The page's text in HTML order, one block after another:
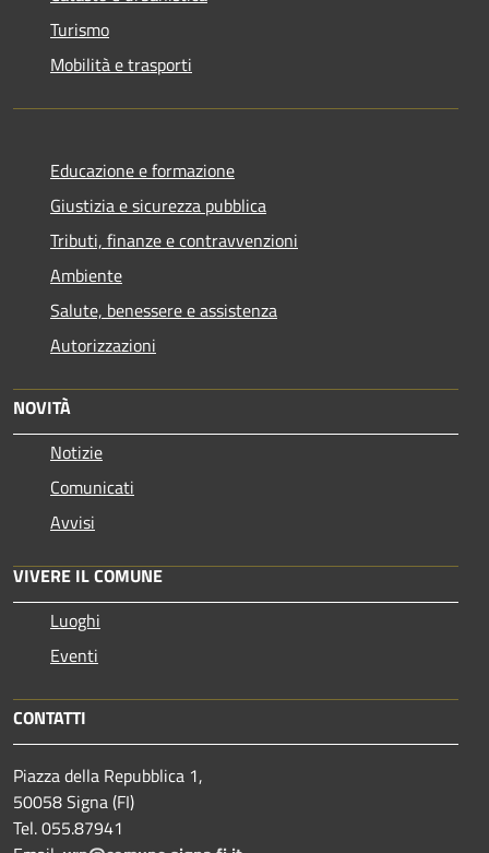
Turismo
Mobilità e trasporti
Educazione e formazione
Giustizia e sicurezza pubblica
Tributi, finanze e contravvenzioni
Ambiente
Salute, benessere e assistenza
Autorizzazioni
NOVITÀ
Notizie
Comunicati
Avvisi
VIVERE IL COMUNE
Luoghi
Eventi
CONTATTI
Piazza della Repubblica 1,
50058 Signa (FI)
Tel. 055.87941